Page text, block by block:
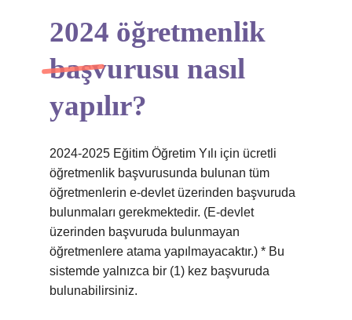
2024 öğretmenlik
başvurusu nasıl
yapılır?
2024-2025 Eğitim Öğretim Yılı için ücretli
öğretmenlik başvurusunda bulunan tüm
öğretmenlerin e-devlet üzerinden başvuruda
bulunmaları gerekmektedir. (E-devlet
üzerinden başvuruda bulunmayan
öğretmenlere atama yapılmayacaktır.) * Bu
sistemde yalnızca bir (1) kez başvuruda
bulunabilirsiniz.